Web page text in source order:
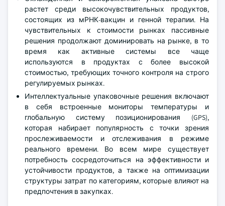
растет среди высокочувствительных продуктов,
состоящих из мРНК-вакцин и генной терапии. На
чувствительных к стоимости рынках пассивные
решения продолжают доминировать на рынке, в то
время как активные системы все чаще
используются в продуктах с более высокой
стоимостью, требующих точного контроля на строго
регулируемых рынках.
Интеллектуальные упаковочные решения включают
в себя встроенные мониторы температуры и
глобальную систему позиционирования (GPS),
которая набирает популярность с точки зрения
прослеживаемости и отслеживания в режиме
реального времени. Во всем мире существует
потребность сосредоточиться на эффективности и
устойчивости продуктов, а также на оптимизации
структуры затрат по категориям, которые влияют на
предпочтения в закупках.